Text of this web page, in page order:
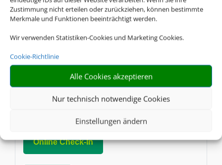
Zustimmung nicht erteilen oder zurückziehen, können bestimmte
Merkmale und Funktionen beeinträchtigt werden.
Wir verwenden Statistiken-Cookies und Marketing Cookies.
Cookie-Richtlinie
Alle Cookies akzeptieren
Nur technisch notwendige Cookies
Einstellungen ändern
Online Check-In
Cathay Pacific
Online Check-In